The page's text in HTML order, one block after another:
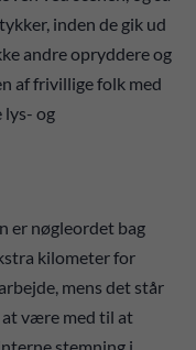
inden de gik ud
andre opryddere og
af frivillige folk med
lys- og
er nøgleordet bag
kilometer for
mens det står
at være med til at